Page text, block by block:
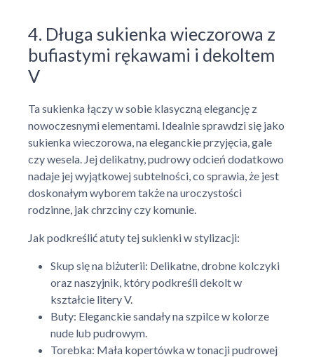
4. Długa sukienka wieczorowa z
bufiastymi rękawami i dekoltem
V
Ta sukienka łączy w sobie klasyczną elegancję z
nowoczesnymi elementami. Idealnie sprawdzi się jako
sukienka wieczorowa, na eleganckie przyjęcia, gale
czy wesela. Jej delikatny, pudrowy odcień dodatkowo
nadaje jej wyjątkowej subtelności, co sprawia, że jest
doskonałym wyborem także na uroczystości
rodzinne, jak chrzciny czy komunie.
Jak podkreślić atuty tej sukienki w stylizacji:
Skup się na biżuterii: Delikatne, drobne kolczyki
oraz naszyjnik, który podkreśli dekolt w
kształcie litery V.
Buty: Eleganckie sandały na szpilce w kolorze
nude lub pudrowym.
Torebka: Mała kopertówka w tonacji pudrowej